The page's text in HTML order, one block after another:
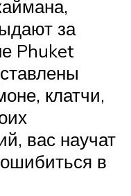
за
Phuket
клатчи,
вас научат
в